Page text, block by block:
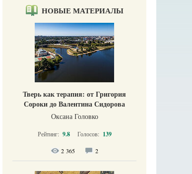
НОВЫЕ МАТЕРИАЛЫ
Тверь как терапия: от Григория
Сороки до Валентина Сидорова
Оксана Головко
Рейтинг: 9.8 Голосов: 139
2 365 2